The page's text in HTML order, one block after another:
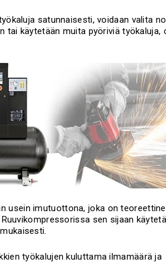
satunnaisesti, voidaan valita
käytetään muita pyöriviä työkaluja,
usein imutuottona, joka on
sen sijaan
työkalujen kuluttama ilmamäärä ja